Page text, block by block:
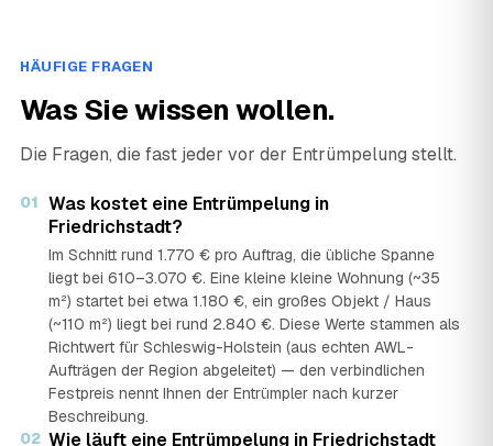
HÄUFIGE FRAGEN
Was Sie wissen wollen.
Die Fragen, die fast jeder vor der Entrümpelung stellt.
01 Was kostet eine Entrümpelung in
Friedrichstadt?
Im Schnitt rund 1.770 € pro Auftrag, die übliche Spanne
liegt bei 610–3.070 €. Eine kleine kleine Wohnung (~35
m²) startet bei etwa 1.180 €, ein großes Objekt / Haus
(~110 m²) liegt bei rund 2.840 €. Diese Werte stammen als
Richtwert für Schleswig-Holstein (aus echten AWL-
Aufträgen der Region abgeleitet) — den verbindlichen
Festpreis nennt Ihnen der Entrümpler nach kurzer
Beschreibung.
02 Wie läuft eine Entrümpelung in Friedrichstadt